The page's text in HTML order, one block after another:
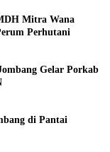
Mitra Wana
Perhutani
Gelar Porkab
di Pantai